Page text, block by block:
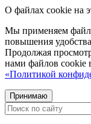
О файлах cookie на
Мы применяем
повышения
Продолжая
нами файлов cookie
«Политикой
Принимаю